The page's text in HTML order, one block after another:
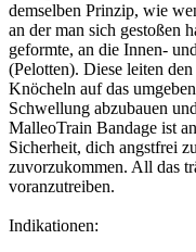
demselben Prinzip, wie
an der man sich gestoßen
geformte, an die Innen-
(Pelotten). Diese leiten
Knöcheln auf das
Schwellung abzubauen
MalleoTrain Bandage ist
Sicherheit, dich angstfrei
zuvorzukommen. All das
voranzutreiben.
Indikationen: